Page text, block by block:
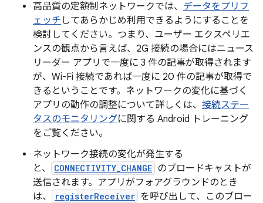
高品質の定額制ネットワークでは、 データをプリフ
ェッチ してあらかじめ利用できるようにすることを
検討してください。つまり、ユーザー エクスペリエ
ンスの観点から言えば、2G 接続の場合にはニュース
リーダー アプリで一度に 3 件の記事が取得されます
が、Wi-Fi 接続であれば一度に 20 件の記事が取得で
きるということです。ネットワークの変化に基づく
アプリの動作の調整について詳しくは、 接続ステー
タスのモニタリングに関する Android トレーニング
をご覧ください。
ネットワーク接続の変化が発生する
と、
CONNECTIVITY_CHANGE のブロードキャストが
送信されます。アプリがフォアグラウンドのとき
は、
registerReceiver を呼び出して、このブロー